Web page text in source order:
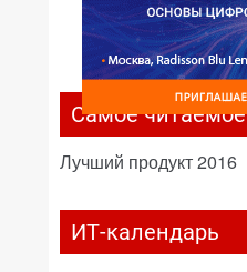
Самое читаемое
Лучший продукт 2016
ИТ-календарь